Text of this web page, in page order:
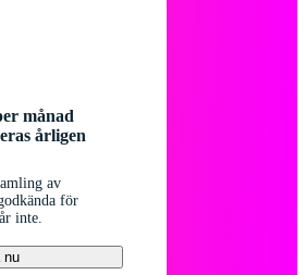
månad
årligen
av
för
inte.
nu